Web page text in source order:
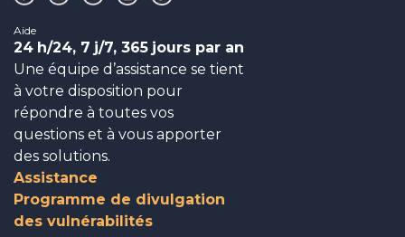
Aide
24 h/24, 7 j/7, 365 jours par an
Une équipe d’assistance se tient
à votre disposition pour
répondre à toutes vos
questions et à vous apporter
des solutions.
Assistance
Programme de divulgation
des vulnérabilités